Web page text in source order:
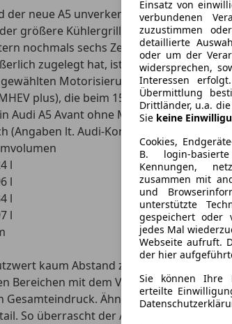
Einsatz von
verbundenen
zuzustimmen
detaillierte
oder um der
widersprechen,
Interessen
Übermittlung
Drittländer, u.a. die
Sie keine
Cookies,
B. login-
Kennungen,
zusammen mit
und
unterstützte
gespeichert oder
jedes Mal
Webseite aufruft.
der hier
Sie können Ihre
erteilte
der neue A5 unverkennbar die gleiche
größere Kühlergrill mit oben
nochmals sechs Zentimeter länger
zugelegt hat, ist das
Motorisierung, nur noch 466
plus), die beim 150 kW TDI sowie
Audi A5 Avant ohne MHEV plus auf dem
(Angaben lt. Audi-Konfigurator):
l
l
l
l
kaum Abstand zum A5 Avant
Bereichen mit dem Vorgänger
Ähnliches lässt sich
So überrascht der A5 Avant in der